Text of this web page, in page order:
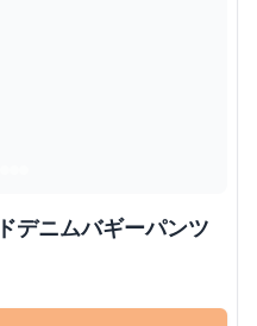
デニムバギーパンツ